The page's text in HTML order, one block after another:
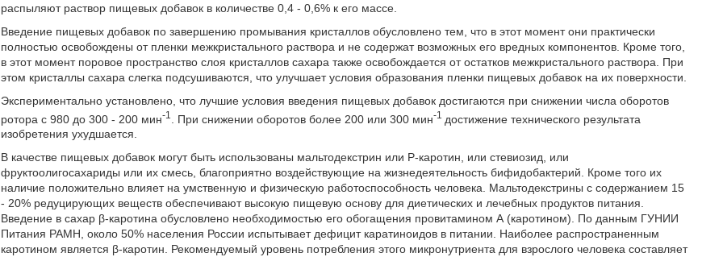
распыляют раствор пищевых добавок в количестве 0,4 - 0,6% к его массе.
Введение пищевых добавок по завершению промывания кристаллов обусловлено тем, что в этот момент они практически
полностью освобождены от пленки межкристального раствора и не содержат возможных его вредных компонентов. Кроме того,
в этот момент поровое пространство слоя кристаллов сахара также освобождается от остатков межкристального раствора. При
этом кристаллы сахара слегка подсушиваются, что улучшает условия образования пленки пищевых добавок на их поверхности.
Экспериментально установлено, что лучшие условия введения пищевых добавок достигаются при снижении числа оборотов
ротора с 980 до 300 - 200 мин-1 . При снижении оборотов более 200 или 300 мин-1 достижение технического результата
изобретения ухудшается.
В качестве пищевых добавок могут быть использованы мальтодекстрин или Р-каротин, или стевиозид, или
фруктоолигосахариды или их смесь, благоприятно воздействующие на жизнедеятельность бифидобактерий. Кроме того их
наличие положительно влияет на умственную и физическую работоспособность человека. Мальтодекстрины с содержанием 15
- 20% редуцирующих веществ обеспечивают высокую пищевую основу для диетических и лечебных продуктов питания.
Введение в сахар β-каротина обусловлено необходимостью его обогащения провитамином А (каротином). По данным ГУНИИ
Питания РАМН, около 50% населения России испытывает дефицит каратиноидов в питании. Наиболее распространенным
каротином является β-каротин. Рекомендуемый уровень потребления этого микронутриента для взрослого человека составляет